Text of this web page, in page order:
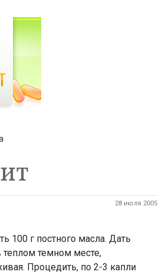
28 июля 2005
100 г постного масла. Дать
теплом темном месте,
Процедить, по 2-3 капли